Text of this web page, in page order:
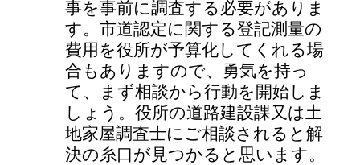
事を事前に調査する必要がありま
す。市道認定に関する登記測量の
費用を役所が予算化してくれる場
合もありますので、勇気を持っ
て、まず相談から行動を開始しま
しょう。役所の道路建設課又は土
地家屋調査士にご相談されると解
決の糸口が見つかると思います。